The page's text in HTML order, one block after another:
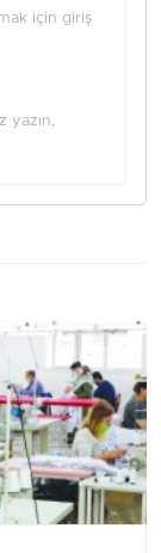
için giriş
yazın,